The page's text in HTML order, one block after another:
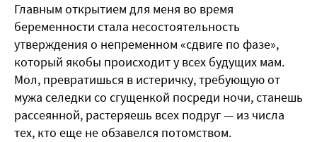
Главным открытием для меня во время
беременности стала несостоятельность
утверждения о непременном «сдвиге по фазе»,
который якобы происходит у всех будущих мам.
Мол, превратишься в истеричку, требующую от
мужа селедки со сгущенкой посреди ночи, станешь
рассеянной, растеряешь всех подруг — из числа
тех, кто еще не обзавелся потомством.